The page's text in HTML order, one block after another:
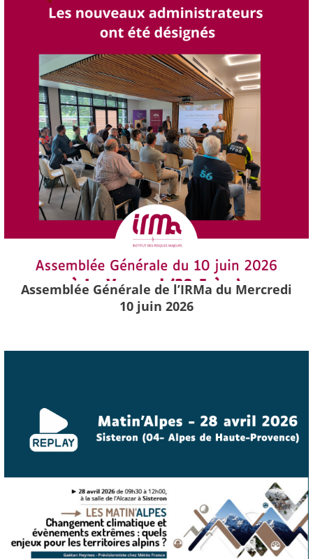
Assemblée Générale de l’IRMa du Mercredi
10 juin 2026